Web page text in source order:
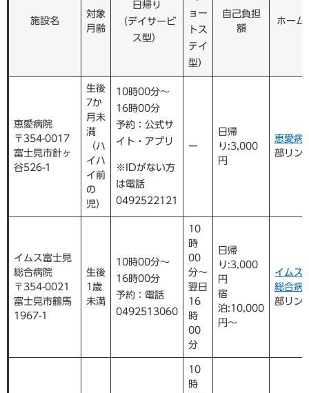
施設名
対象
月齢
日帰り
（デイサービ
ス型）
ョー
トス
テイ
型）
自己負担
額
ホーム
恵愛病院
〒354-0017
富士見市針ヶ
谷526-1
生後
7か
月未
満
（ハ
イハ
イ前
の
児）
10時00分～
16時00分
予約：公式サ
イト・アプリ
※IDがない方
は電話
0492522121
ー
日帰
り:3,000
円
恵愛病
部リン
イムス富士見
総合病院
〒354-0021
富士見市鶴馬
1967-1
生後
1歳
未満
10時00分～
16時00分
予約：電話
0492513060
10
時
00
分～
翌日
16
時
00
分
日帰
り:3,000
円
宿
泊:10,000
円～
イムス
総合病
部リン
10
時